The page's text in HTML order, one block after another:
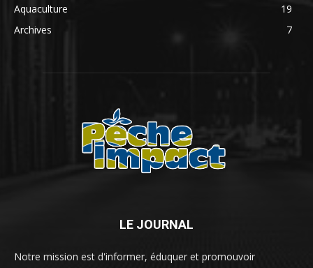
Aquaculture
19
Archives
7
LE JOURNAL
Notre mission est d'informer, éduquer et promouvoir